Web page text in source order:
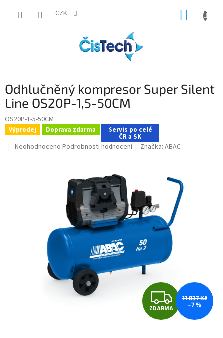
CZK
Odhlučněný kompresor Super Silent
Line OS20P-1,5-50CM
OS20P-1-5-50CM
Výprodej Doprava zdarma Servis po celé
ČR a SK
Průměrné
Neohodnoceno Podrobnosti hodnocení Značka:ABAC
Z
D
ZDARMA
11 837 Kč
–7 %